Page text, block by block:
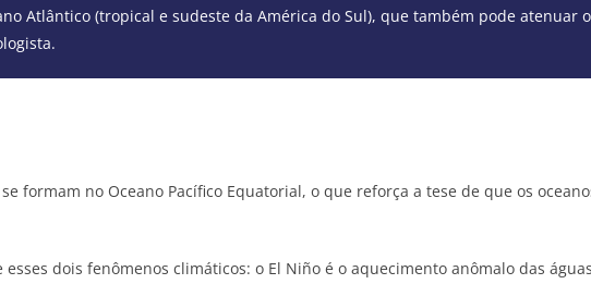
Atlântico (tropical e sudeste da América do Sul), que também pode atenuar
formam no Oceano Pacífico Equatorial, o que reforça a tese de que os
dois fenômenos climáticos: o El Niño é o aquecimento anômalo das